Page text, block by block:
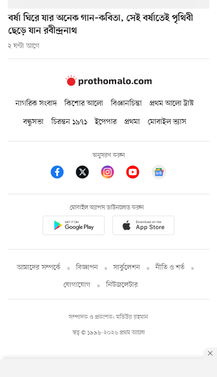
বর্ষা ঘিরে যার অনেক গান–কবিতা, সেই বর্ষাতেই পৃথিবী
ছেড়ে যান রবীন্দ্রনাথ
২ ঘণ্টা আগে
নাগরিক সংবাদ কিশোর আলো বিজ্ঞানচিন্তা
প্রথম আলো ট্রাস্ট
বন্ধুসভা
চিরন্তন ১৯৭১ ইপেপার প্রথমা মোবাইল ভ্যাস
অনুসরণ করুন
মোবাইল অ্যাপস ডাউনলোড করুন
আমাদের সম্পর্কে বিজ্ঞাপন সার্কুলেশন
নীতি ও শর্ত
যোগাযোগ
নিউজলেটার
স্বত্ব © ১৯৯৮-২০২৬ প্রথম আলো
সম্পাদক ও প্রকাশক: মতিউর রহমান